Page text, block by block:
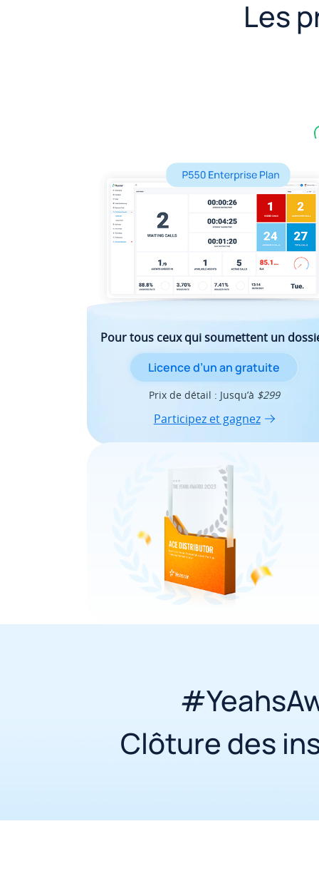
Les
Pour tous ceux qui soumettent un
Licence d’un an gratuite
Prix de détail : Jusqu’à $299
Participez et gagnez
Clôture des